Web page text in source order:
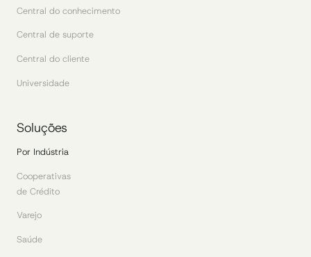
Central do conhecimento
Central de suporte
Central do cliente
Universidade
Soluções
Por Indústria
Cooperativas
de Crédito
Varejo
Saúde